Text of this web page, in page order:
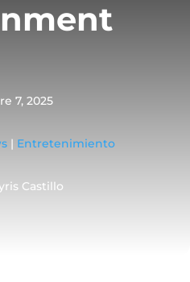
7, 2025
| Entretenimiento
Castillo